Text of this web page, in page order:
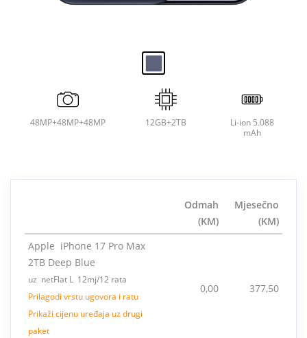
48MP+48MP+48MP 12GB+2TB
Li-ion 5.088
mAh
Odmah
(KM)
Mjesečno
(KM)
Apple iPhone 17 Pro Max
2TB Deep Blue
uz netFlat L 12mj/12 rata
Prilagodi vrstu ugovora i ratu
Prikaži cijenu uređaja uz drugi
paket
0,00 377,50